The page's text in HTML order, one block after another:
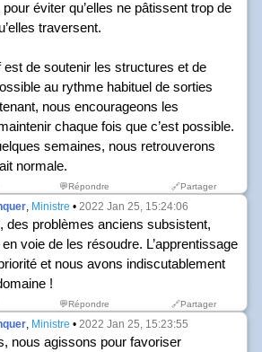
éviter qu’elles ne pâtissent trop de
traversent.
est de soutenir les structures et de
au rythme habituel de sorties
nous encourageons les
chaque fois que c’est possible.
semaines, nous retrouverons
normale.
💬Répondre 🔗Partager
, Ministre • 2022 Jan 25, 15:24:06
des problèmes anciens subsistent,
voie de les résoudre. L’apprentissage
et nous avons indiscutablement
!
💬Répondre 🔗Partager
, Ministre • 2022 Jan 25, 15:23:55
nous agissons pour favoriser